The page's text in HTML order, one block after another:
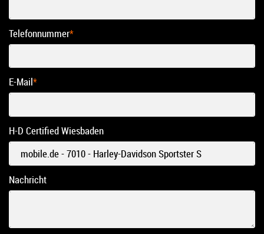
Telefonnummer*
E-Mail*
H-D Certified Wiesbaden
Nachricht